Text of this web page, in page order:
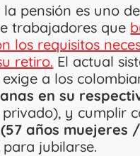
la pensión es uno
trabajadores que
los requisitos
retiro. El actual
exige a los
en su
y cumplir
(57 años muejeres
para jubilarse.